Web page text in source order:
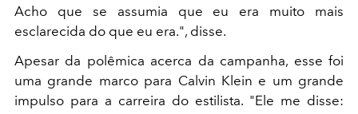
Acho que se assumia que eu era muito mais
esclarecida do que eu era.", disse.
Apesar da polêmica acerca da campanha, esse foi
uma grande marco para Calvin Klein e um grande
impulso para a carreira do estilista. "Ele me disse: